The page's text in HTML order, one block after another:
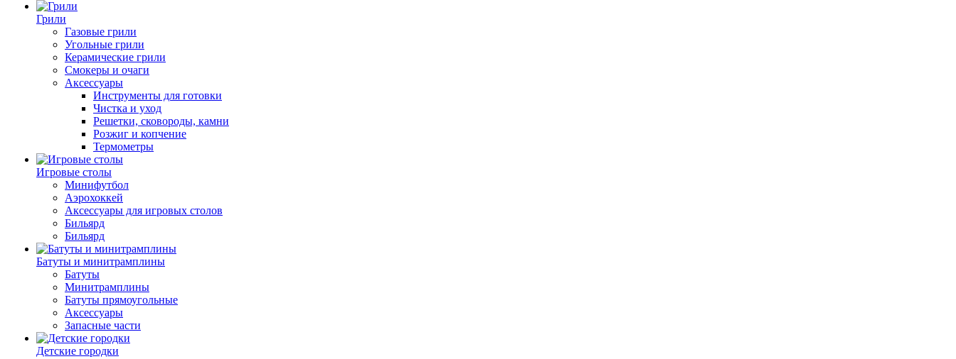
Грили
Газовые грили
Угольные грили
Керамические грили
Смокеры и очаги
Аксессуары
Инструменты для готовки
Чистка и уход
Решетки, сковороды, камни
Розжиг и копчение
Термометры
Игровые столы
Минифутбол
Аэрохоккей
Аксессуары для игровых столов
Бильяpд
Бильяpд
Батуты и минитрамплины
Батуты
Минитрамплины
Батуты прямоугольные
Аксессуары
Запасные части
Детские городки